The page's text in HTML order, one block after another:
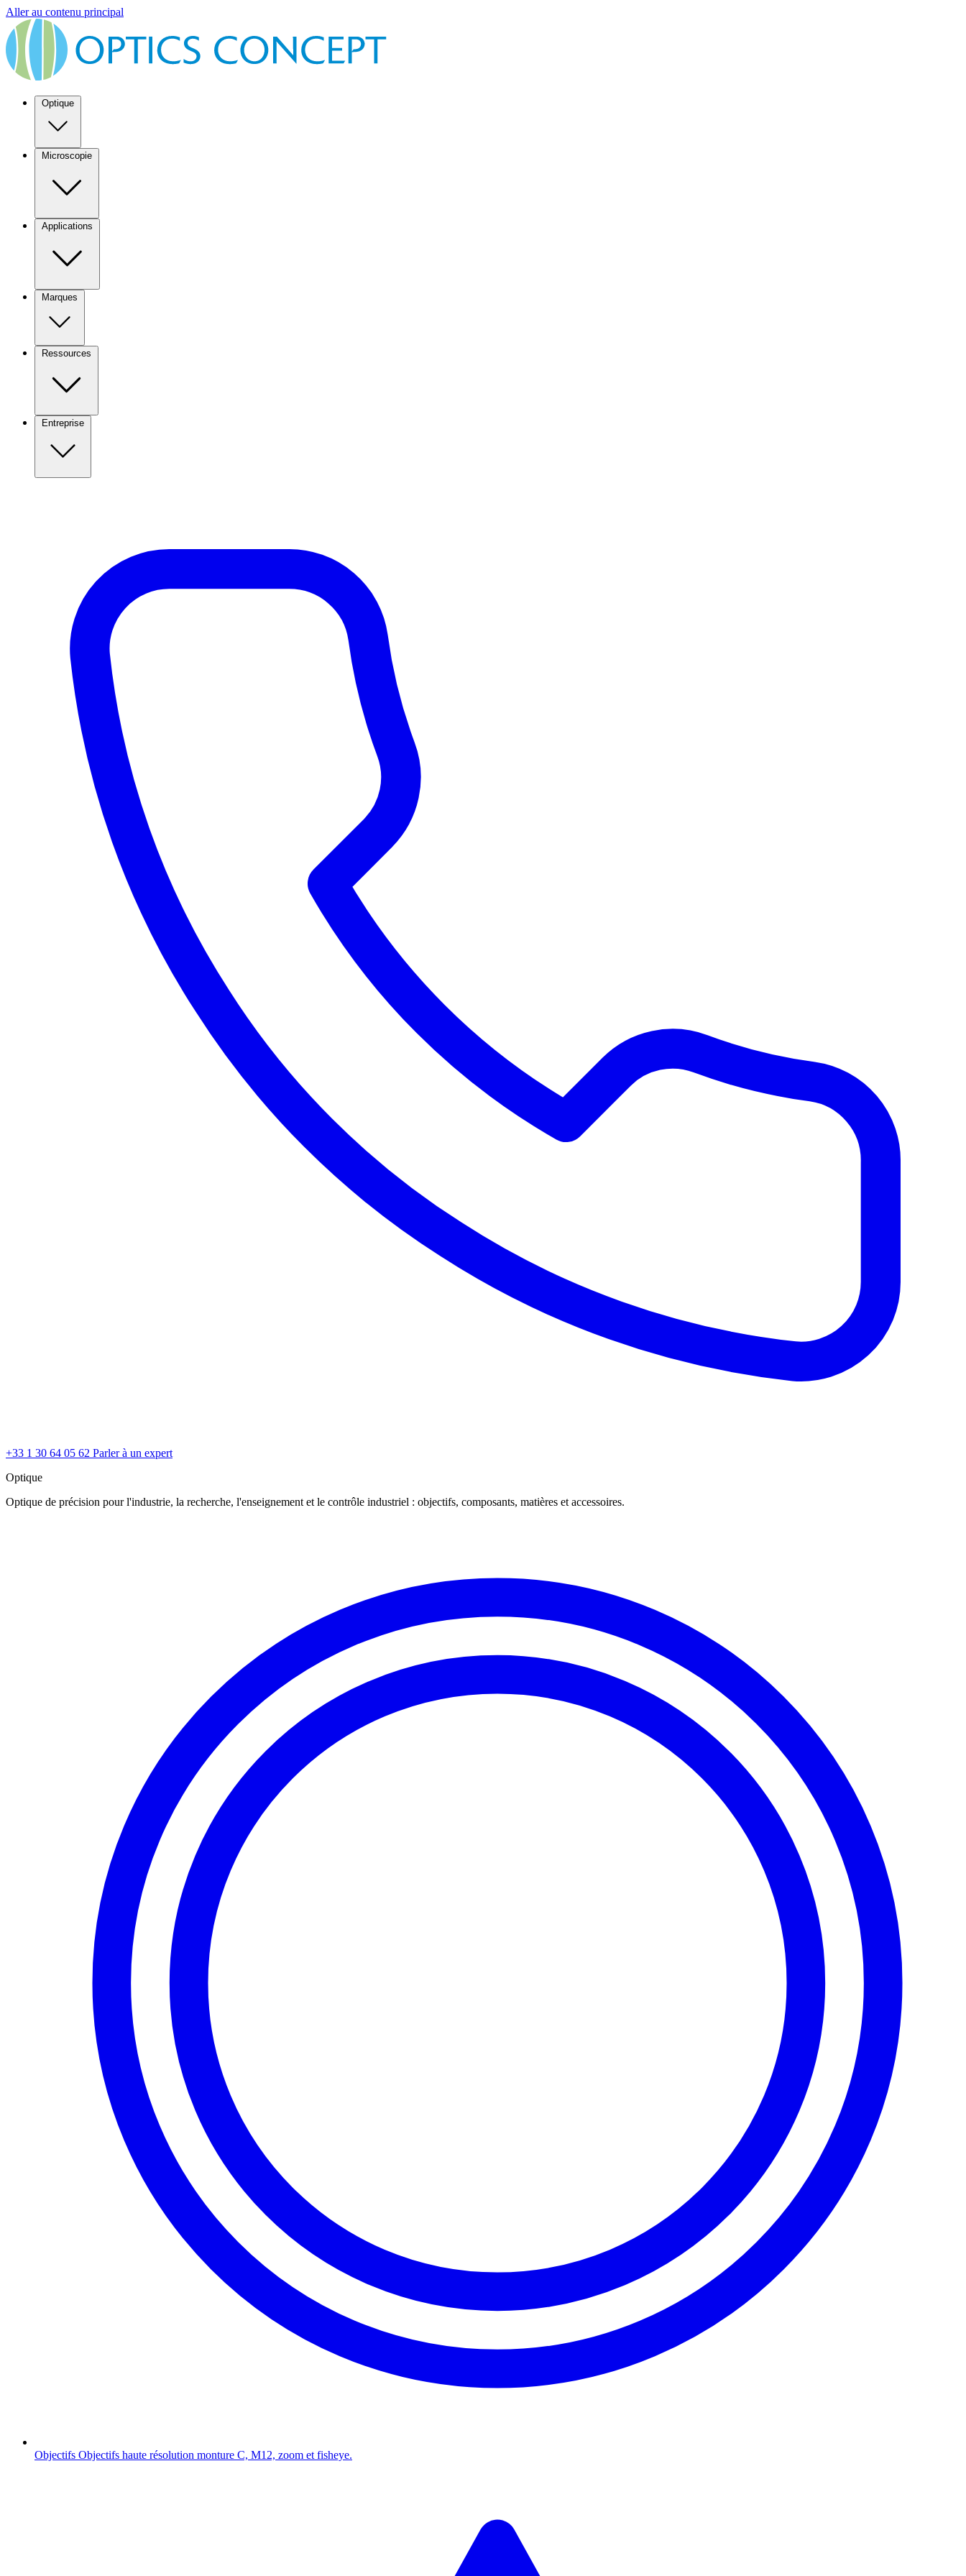
Aller au contenu principal
Optique
Microscopie
Applications
Marques
Ressources
Entreprise
+33 1 30 64 05 62 Parler à un expert
Optique
Optique de précision pour l'industrie, la recherche, l'enseignement et le contrôle industriel : objectifs, composants, matières et accessoires.
Objectifs Objectifs haute résolution monture C, M12, zoom et fisheye.